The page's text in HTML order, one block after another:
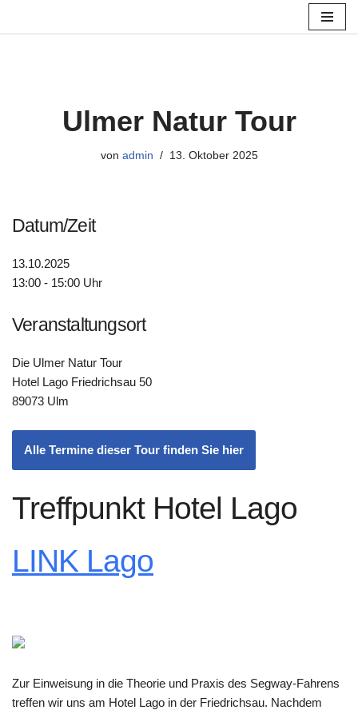
Ulmer Natur Tour
von admin 13. Oktober 2025
Datum/Zeit
13.10.2025
13:00 - 15:00 Uhr
Veranstaltungsort
Die Ulmer Natur Tour
Hotel Lago Friedrichsau 50
89073 Ulm
Alle Termine dieser Tour finden Sie hier
Treffpunkt Hotel Lago
LINK Lago
Zur Einweisung in die Theorie und Praxis des Segway-Fahrens
treffen wir uns am Hotel Lago in der Friedrichsau. Nachdem